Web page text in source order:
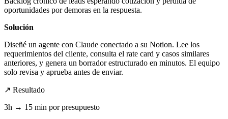
oportunidades por demoras en la respuesta.
Solución
Diseñé un agente con Claude conectado a su Notion. Lee los
requerimientos del cliente, consulta el rate card y casos similares
anteriores, y genera un borrador estructurado en minutos. El equipo
solo revisa y aprueba antes de enviar.
↗ Resultado
3h → 15 min por presupuesto